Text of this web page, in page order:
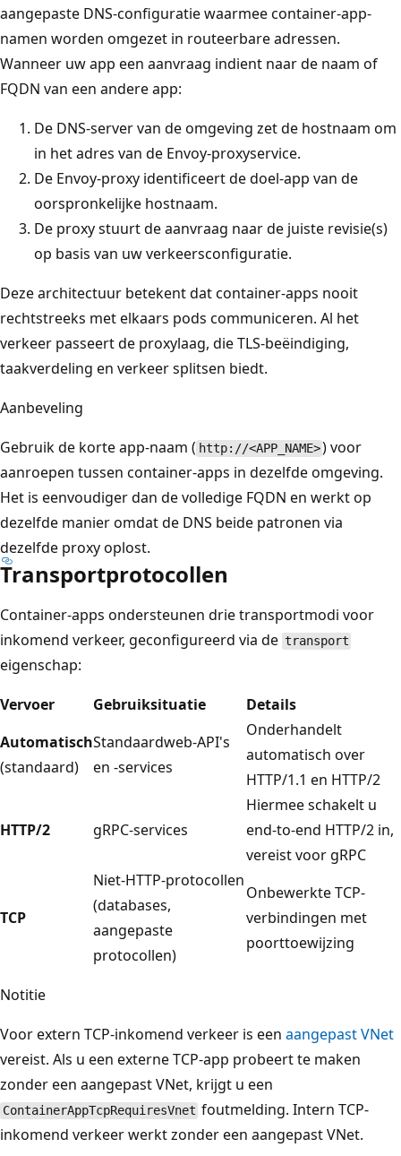
aangepaste DNS-configuratie waarmee container-app-
namen worden omgezet in routeerbare adressen.
Wanneer uw app een aanvraag indient naar de naam of
FQDN van een andere app:
De DNS-server van de omgeving zet de hostnaam om
in het adres van de Envoy-proxyservice.
De Envoy-proxy identificeert de doel-app van de
oorspronkelijke hostnaam.
De proxy stuurt de aanvraag naar de juiste revisie(s)
op basis van uw verkeersconfiguratie.
Deze architectuur betekent dat container-apps nooit
rechtstreeks met elkaars pods communiceren. Al het
verkeer passeert de proxylaag, die TLS-beëindiging,
taakverdeling en verkeer splitsen biedt.
Aanbeveling
Gebruik de korte app-naam ( http://<APP_NAME>) voor
aanroepen tussen container-apps in dezelfde omgeving.
Het is eenvoudiger dan de volledige FQDN en werkt op
dezelfde manier omdat de DNS beide patronen via
dezelfde proxy oplost.
Transportprotocollen
Container-apps ondersteunen drie transportmodi voor
inkomend verkeer, geconfigureerd via de transport
eigenschap:
Vervoer
Gebruiksituatie
Details
Automatisch
(standaard)
Standaardweb-API's
en -services
Onderhandelt
automatisch over
HTTP/1.1 en HTTP/2
HTTP/2 gRPC-services
Hiermee schakelt u
end-to-end HTTP/2 in,
vereist voor gRPC
TCP
Niet-HTTP-protocollen
(databases,
aangepaste
protocollen)
Onbewerkte TCP-
verbindingen met
poorttoewijzing
Notitie
Voor extern TCP-inkomend verkeer is een aangepast VNet
vereist. Als u een externe TCP-app probeert te maken
zonder een aangepast VNet, krijgt u een
ContainerAppTcpRequiresVnet foutmelding. Intern TCP-
inkomend verkeer werkt zonder een aangepast VNet.